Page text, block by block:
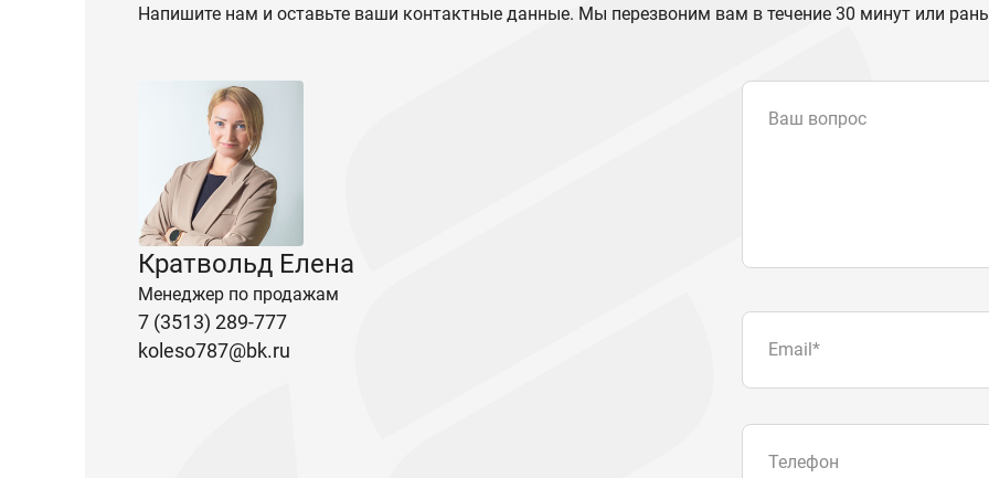
Напишите нам и оставьте ваши контактные данные. Мы перезвоним вам в течение 30 минут или
Кратвольд Елена
Менеджер по продажам
7 (3513) 289-777
koleso787@bk.ru
Ваш вопрос